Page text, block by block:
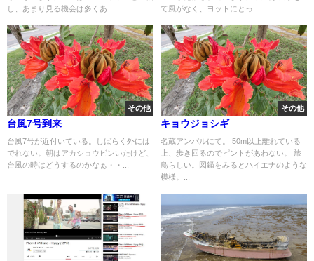
し、あまり見る機会は多くあ...
て風がなく、ヨットにとっ...
その他
台風7号到来
台風7号が近付いている。しばらく外には
でれない。朝はアカショウビンいたけど、
台風の時はどうするのかなぁ・・...
その他
キョウジョシギ
名蔵アンパルにて。 50m以上離れている
上、歩き回るのでピントがあわない。 旅
鳥らしい。図鑑をみるとハイエナのような
模様。...